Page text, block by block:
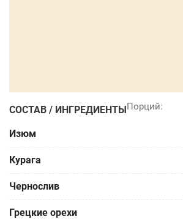
СОСТАВ / ИНГРЕДИЕНТЫ
Изюм
Курага
Чернослив
Грецкие орехи